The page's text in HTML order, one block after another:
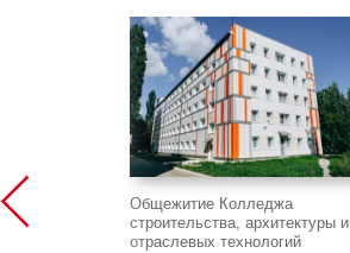
Общежитие Колледжа
строительства, архитектуры и
отраслевых технологий